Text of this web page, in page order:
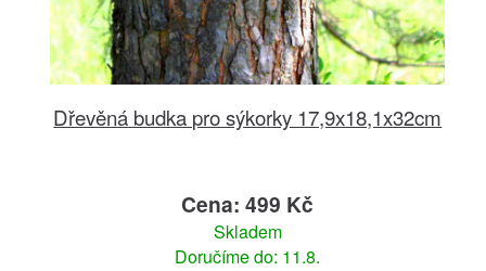
Dřevěná budka pro sýkorky 17,9x18,1x32cm
Cena: 499 Kč
Skladem
Doručíme do: 11.8.